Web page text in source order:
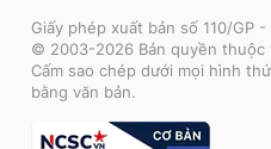
Giấy phép xuất bản số 110/GP
© 2003-2026 Bản quyền thuộc
Cấm sao chép dưới mọi hình
bằng văn bản.